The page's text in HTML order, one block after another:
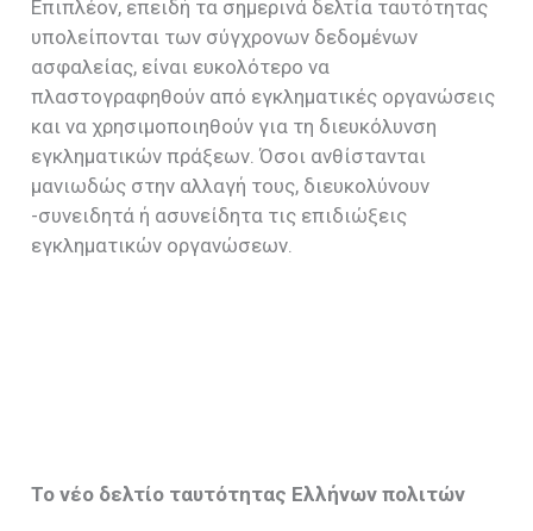
Επιπλέον, επειδή τα σημερινά δελτία ταυτότητας
υπολείπονται των σύγχρονων δεδομένων
ασφαλείας, είναι ευκολότερο να
πλαστογραφηθούν από εγκληματικές οργανώσεις
και να χρησιμοποιηθούν για τη διευκόλυνση
εγκληματικών πράξεων. Όσοι ανθίστανται
μανιωδώς στην αλλαγή τους, διευκολύνουν
-συνειδητά ή ασυνείδητα τις επιδιώξεις
εγκληματικών οργανώσεων.
Το νέο δελτίο ταυτότητας Ελλήνων πολιτών